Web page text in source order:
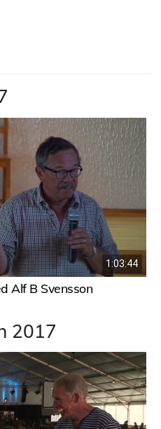
1:03:44
Alf B Svensson
2017